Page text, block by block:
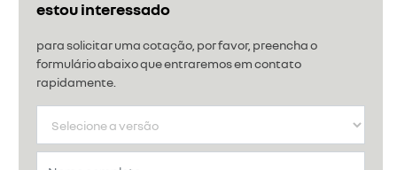
estou interessado
para solicitar uma cotação, por favor, preencha o
formulário abaixo que entraremos em contato
rapidamente.